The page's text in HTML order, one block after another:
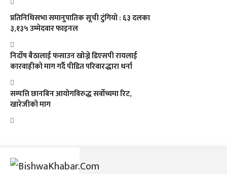
प्रतिनिधिसभा समानुपातिक सूची टुंगियो : ६३ दलका
३,१३५ उम्मेदवार फाइनल
निर्दोष बैठालाई फसाउन खोज्ने डिएसपी रायलाई
कारवाहीको माग गर्दै पीडित परिवारद्धारा धर्ना
सम्पत्ति छानबिन आयोगविरुद्ध सर्वोच्चमा रिट,
खारेजीको माग